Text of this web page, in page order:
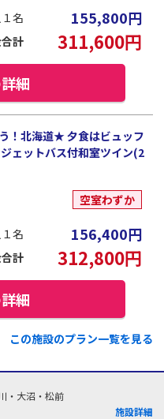
名 155,800円
計 311,600円
細
！北海道★ 夕食はビュッフ
ェットバス付和室ツイン(2
空室わずか
名 156,400円
計 312,800円
細
この施設のプラン一覧を見る
・大沼・松前
施設詳細